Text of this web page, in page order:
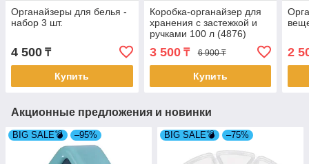
Органайзеры для белья -
набор 3 шт.
4 500 ₸
Купить
Коробка-органайзер для
хранения с застежкой и
ручками 100 л (4876)
3 500₸ 6 900 ₸
Купить
2
Акционные предложения и новинки
BIG SALE💣 –95% BIG SALE💣 –75%